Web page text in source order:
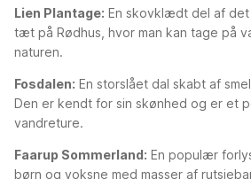
Lien Plantage: En skovklædt del af
tæt på Rødhus, hvor man kan tage på
naturen.
Fosdalen: En storslået dal skabt af
Den er kendt for sin skønhed og er et
vandreture.
Faarup Sommerland: En populær
børn og voksne med masser af